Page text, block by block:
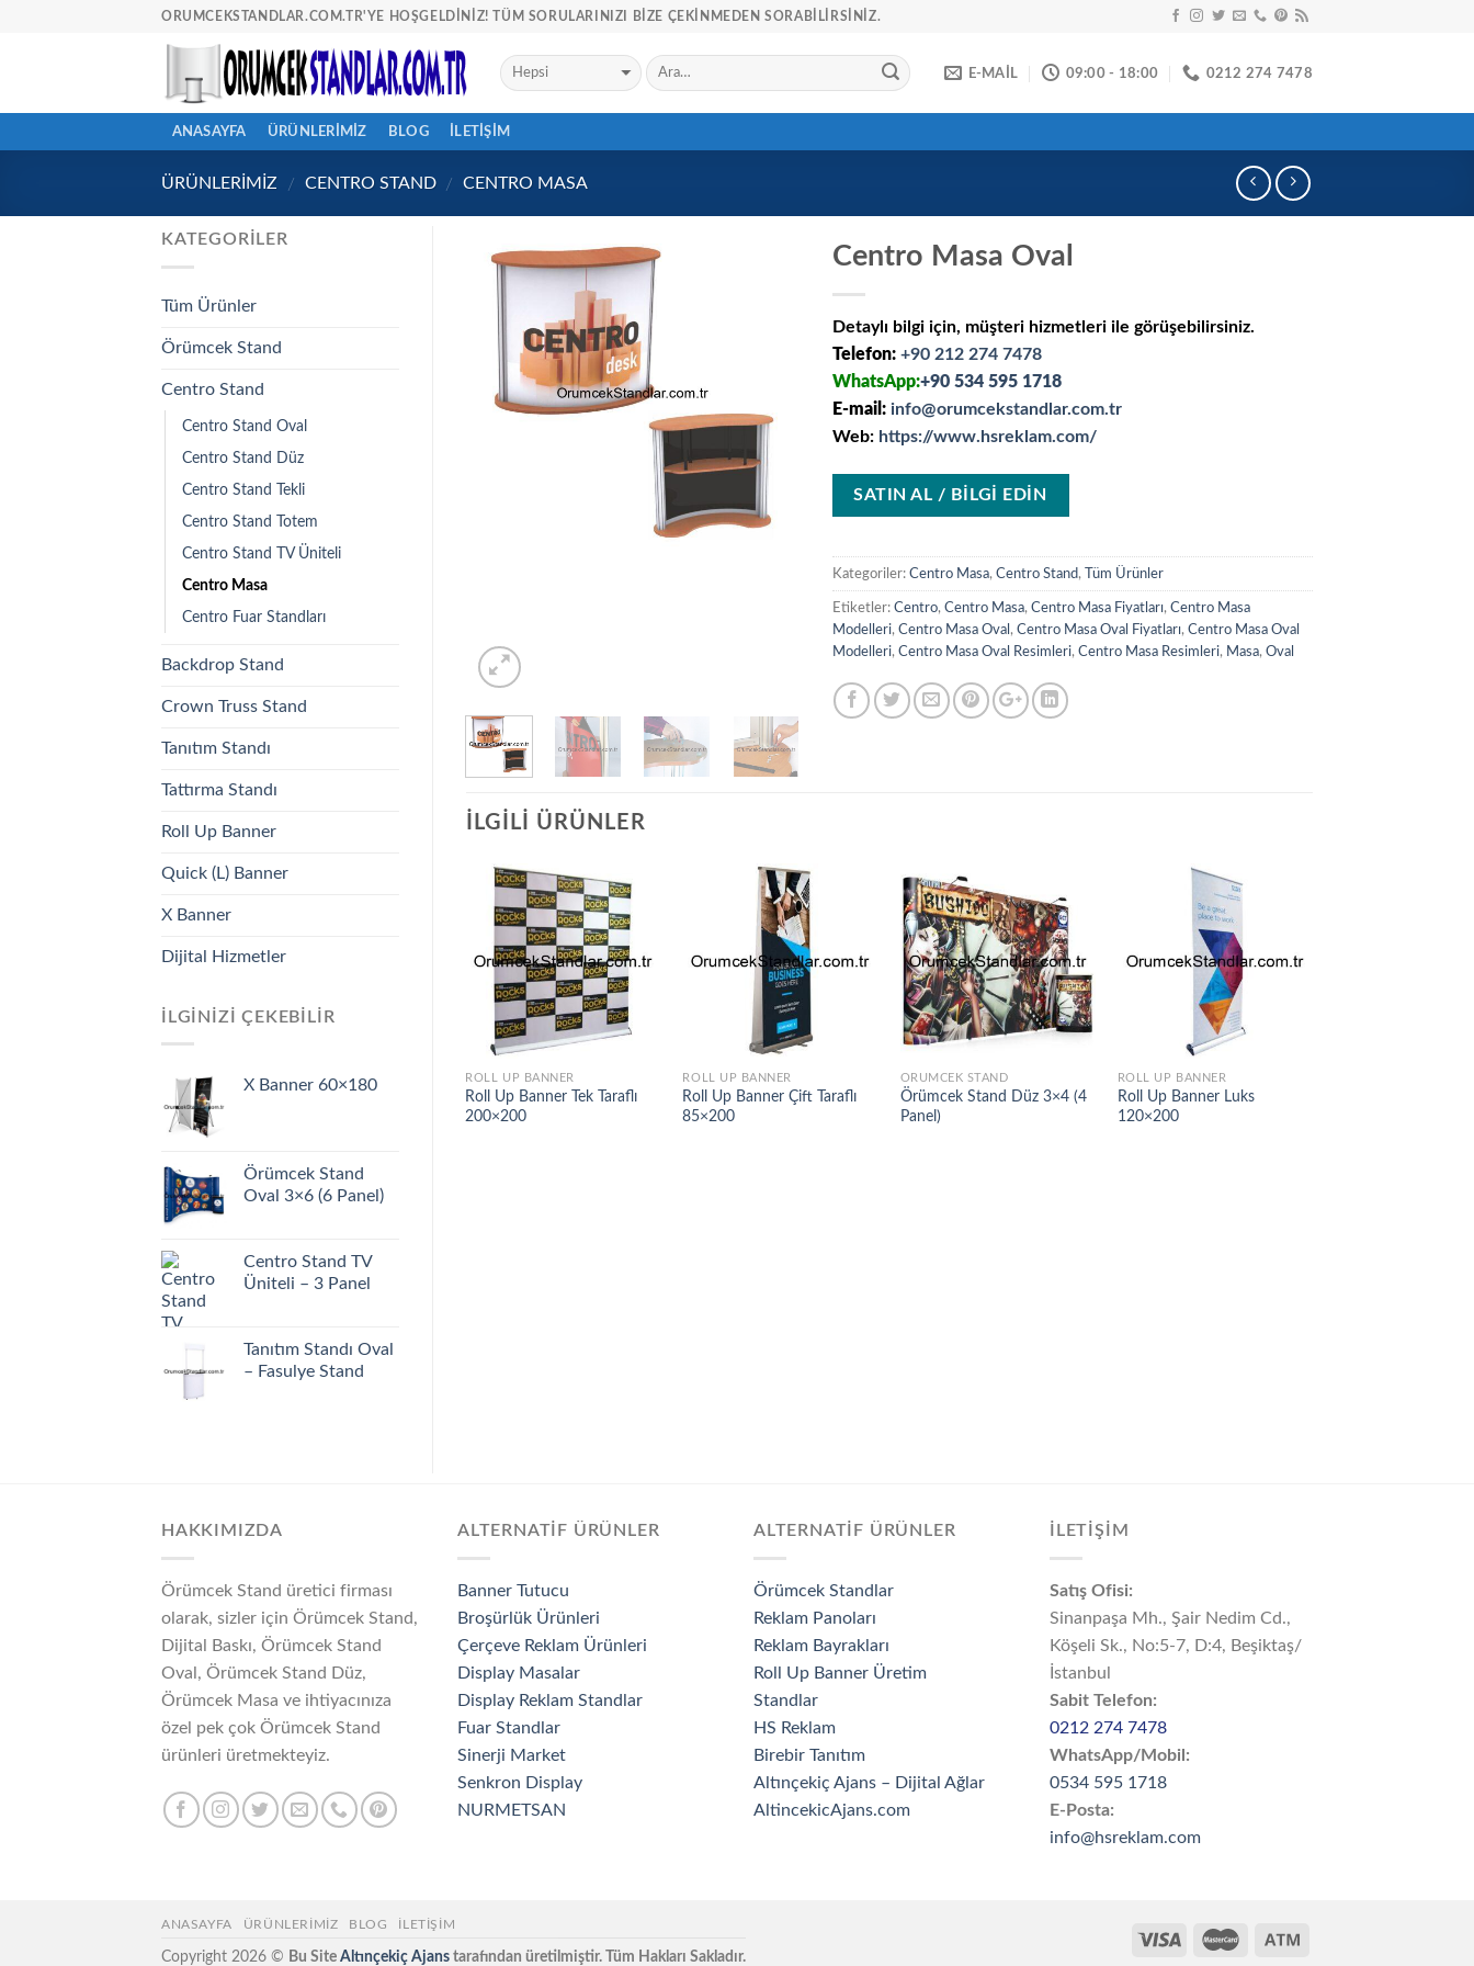
ORUMCEKSTANDLAR.COM.TR'YE HOŞGELDINIZ! TÜM SORULARINIZI BIZE ÇEKINMEDEN SORABILIRSINIZ.
E-MAİL 09:00 - 18:00 0212 274 7478
ANASAYFA ÜRÜNLERİMİZ BLOG İLETIŞIM
ÜRÜNLERİMİZ / CENTRO STAND / CENTRO MASA
Centro Masa Oval
Detaylı bilgi için, müşteri hizmetleri ile görüşebilirsiniz.
Telefon: +90 212 274 7478
WhatsApp:+90 534 595 1718
E-mail: info@orumcekstandlar.com.tr
Web: https://www.hsreklam.com/
SATIN AL / BİLGİ EDİN
Kategoriler: Centro Masa, Centro Stand, Tüm Ürünler
Etiketler: Centro, Centro Masa, Centro Masa Fiyatları, Centro Masa
Modelleri, Centro Masa Oval , Centro Masa Oval Fiyatları, Centro Masa Oval
Modelleri, Centro Masa Oval Resimleri, Centro Masa Resimleri, Masa, Oval
İLGILI ÜRÜNLER
ROLL UP BANNER
Roll Up Banner Tek Taraflı
200×200
ROLL UP BANNER
Roll Up Banner Çift Taraflı
85×200
ÖRÜMCEK STAND
Örümcek Stand Düz 3×4 (4
Panel)
ROLL UP BANNER
Roll Up Banner Luks
120×200
KATEGORILER
Tüm Ürünler
Örümcek Stand
Centro Stand
Centro Stand Oval
Centro Stand Düz
Centro Stand Tekli
Centro Stand Totem
Centro Stand TV Üniteli
Centro Masa
Centro Fuar Standları
Backdrop Stand
Crown Truss Stand
Tanıtım Standı
Tattırma Standı
Roll Up Banner
Quick (L) Banner
X Banner
Dijital Hizmetler
İLGINIZI ÇEKEBILIR
X Banner 60×180
Örümcek Stand
Oval 3×6 (6 Panel)
Centro Stand TV
Üniteli – 3 Panel
Tanıtım Standı Oval
– Fasulye Stand
HAKKIMIZDA
Örümcek Stand üretici firması
olarak, sizler için Örümcek Stand,
Dijital Baskı, Örümcek Stand
Oval, Örümcek Stand Düz,
Örümcek Masa ve ihtiyacınıza
özel pek çok Örümcek Stand
ürünleri üretmekteyiz.
ALTERNATİF ÜRÜNLER
Banner Tutucu
Broşürlük Ürünleri
Çerçeve Reklam Ürünleri
Display Masalar
Display Reklam Standlar
Fuar Standlar
Sinerji Market
Senkron Display
NURMETSAN
ALTERNATİF ÜRÜNLER
Örümcek Standlar
Reklam Panoları
Reklam Bayrakları
Roll Up Banner Üretim
Standlar
HS Reklam
Birebir Tanıtım
Altınçekiç Ajans – Dijital Ağlar
AltincekicAjans.com
İLETİŞİM
Satış Ofisi:
Sinanpaşa Mh., Şair Nedim Cd.,
Köşeli Sk., No:5-7, D:4, Beşiktaş/
İstanbul
Sabit Telefon:
0212 274 7478
WhatsApp/Mobil:
0534 595 1718
E-Posta:
info@hsreklam.com
ANASAYFA ÜRÜNLERİMİZ BLOG İLETIŞIM
Copyright 2026 © Bu Site Altınçekiç Ajans tarafından üretilmiştir. Tüm Hakları Sakladır.